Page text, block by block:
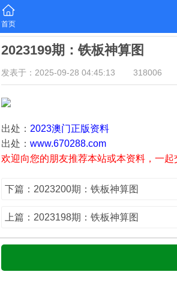
首页
2023199期：铁板神算图
发表于：2025-09-28 04:45:13 318006
出处： 2023澳门正版资料
出处： www.670288.com
欢迎向您的朋友推荐本站或本资料，一起
下篇：2023200期：铁板神算图
上篇：2023198期：铁板神算图